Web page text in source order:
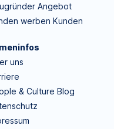
Angebot
werben Kunden
uns
& Culture Blog